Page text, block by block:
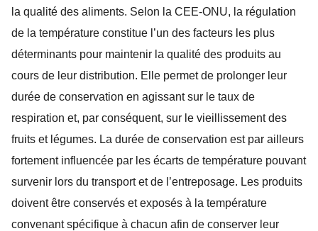
la qualité des aliments. Selon la CEE-ONU, la régulation
de la température constitue l’un des facteurs les plus
déterminants pour maintenir la qualité des produits au
cours de leur distribution. Elle permet de prolonger leur
durée de conservation en agissant sur le taux de
respiration et, par conséquent, sur le vieillissement des
fruits et légumes. La durée de conservation est par ailleurs
fortement influencée par les écarts de température pouvant
survenir lors du transport et de l’entreposage. Les produits
doivent être conservés et exposés à la température
convenant spécifique à chacun afin de conserver leur